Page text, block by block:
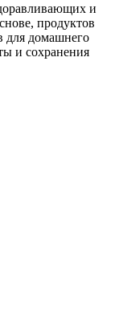
и
продуктов
для домашнего
и сохранения